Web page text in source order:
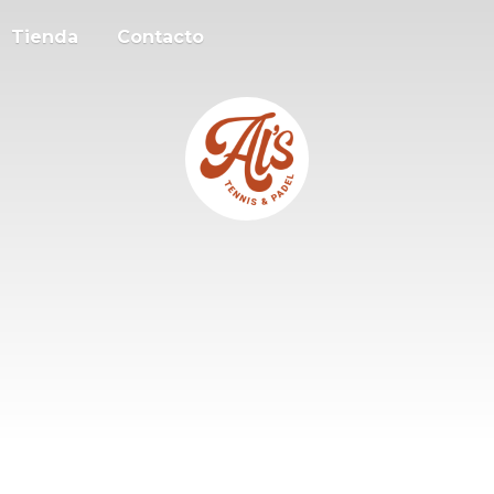
Tienda Contacto